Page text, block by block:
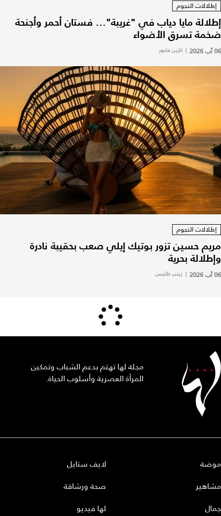
إطلالات النجوم
إطلالة مايا دياب في "غريبة"... فستان أحمر وأجنحة
ضخمة تسرق الأضواء
06 آب 2026 | كارين فاعور
إطلالات النجوم
مريم حسين تزور بوتيك إيلي صعب بحقيبة نادرة
وإطلالة بحرية
06 آب 2026 | زينب طليس
مجلة لها تهتم بدعم الشباب وتمكين
المرأة العصرية وأسلوب الحياة.
موضة
مشاهير
جمال
لايف ستايل
صحة ورشاقة
لها فيديو